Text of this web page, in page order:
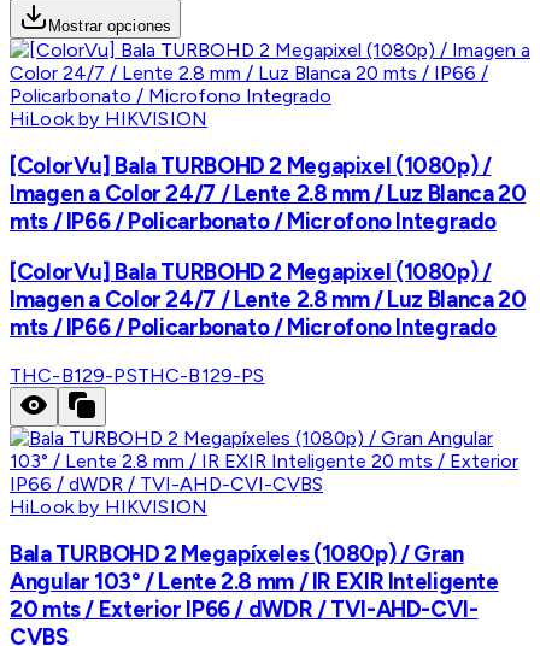
Mostrar opciones
HiLook by HIKVISION
[ColorVu] Bala TURBOHD 2 Megapixel (1080p) /
Imagen a Color 24/7 / Lente 2.8 mm / Luz Blanca 20
mts / IP66 / Policarbonato / Microfono Integrado
[ColorVu] Bala TURBOHD 2 Megapixel (1080p) /
Imagen a Color 24/7 / Lente 2.8 mm / Luz Blanca 20
mts / IP66 / Policarbonato / Microfono Integrado
THC-B129-PSTHC-B129-PS
HiLook by HIKVISION
Bala TURBOHD 2 Megapíxeles (1080p) / Gran
Angular 103° / Lente 2.8 mm / IR EXIR Inteligente
20 mts / Exterior IP66 / dWDR / TVI-AHD-CVI-
CVBS